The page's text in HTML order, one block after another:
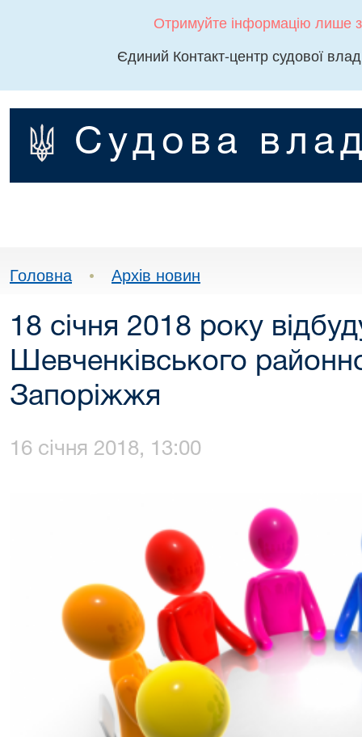
Отримуйте інформацію лише
Єдиний Контакт-центр судової
Судова
Головна • Архів новин
18 січня 2018 року
Шевченківського
Запоріжжя
16 січня 2018, 13:00